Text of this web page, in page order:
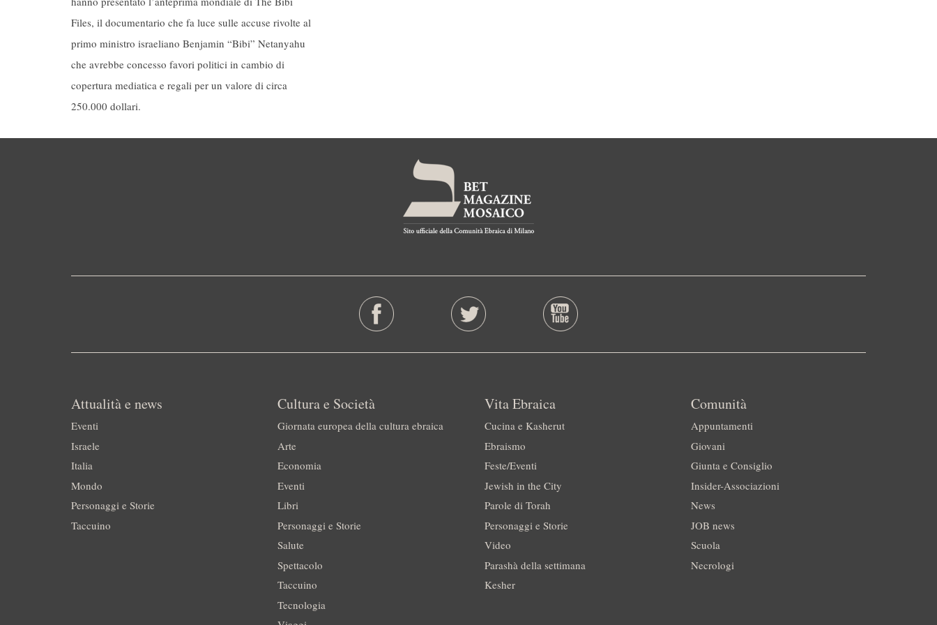
Files, il documentario che fa luce sulle accuse rivolte al
primo ministro israeliano Benjamin “Bibi” Netanyahu
che avrebbe concesso favori politici in cambio di
copertura mediatica e regali per un valore di circa
250.000 dollari.
Attualità e news
Eventi
Israele
Italia
Mondo
Personaggi e Storie
Taccuino
Cultura e Società
Giornata europea della cultura ebraica
Arte
Economia
Eventi
Libri
Personaggi e Storie
Salute
Spettacolo
Taccuino
Tecnologia
Vita Ebraica
Cucina e Kasherut
Ebraismo
Feste/Eventi
Jewish in the City
Parole di Torah
Personaggi e Storie
Video
Parashà della settimana
Kesher
Comunità
Appuntamenti
Giovani
Giunta e Consiglio
Insider-Associazioni
News
JOB news
Scuola
Necrologi